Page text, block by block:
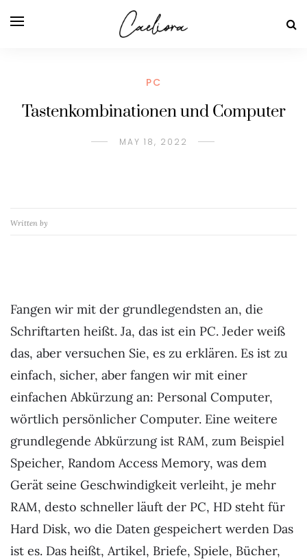
PC
Tastenkombinationen und Computer
MAY 18, 2022
Written by
Fangen wir mit der grundlegendsten an, die
Schriftarten heißt. Ja, das ist ein PC. Jeder weiß
das, aber versuchen Sie, es zu erklären. Es ist zu
einfach, sicher, aber fangen wir mit einer
einfachen Abkürzung an: Personal Computer,
wörtlich persönlicher Computer. Eine weitere
grundlegende Abkürzung ist RAM, zum Beispiel
Speicher, Random Access Memory, was dem
Gerät seine Geschwindigkeit verleiht, je mehr
RAM, desto schneller läuft der PC, HD steht für
Hard Disk, wo die Daten gespeichert werden Das
ist es. Das heißt, Artikel, Briefe, Spiele, Bücher,